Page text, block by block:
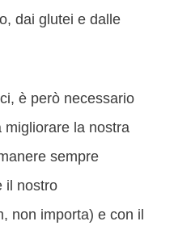
dai glutei e dalle
è però necessario
migliorare la nostra
sempre
il nostro
non importa) e con il